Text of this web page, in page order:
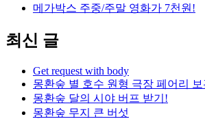
메가박스 주중/주말 영화가 7천원!
최신 글
Get request with body
몽환숲 별 호수 원형 극장 페어리
몽환숲 달의 시야 버프 받기!
몽환숲 무지 큰 버섯